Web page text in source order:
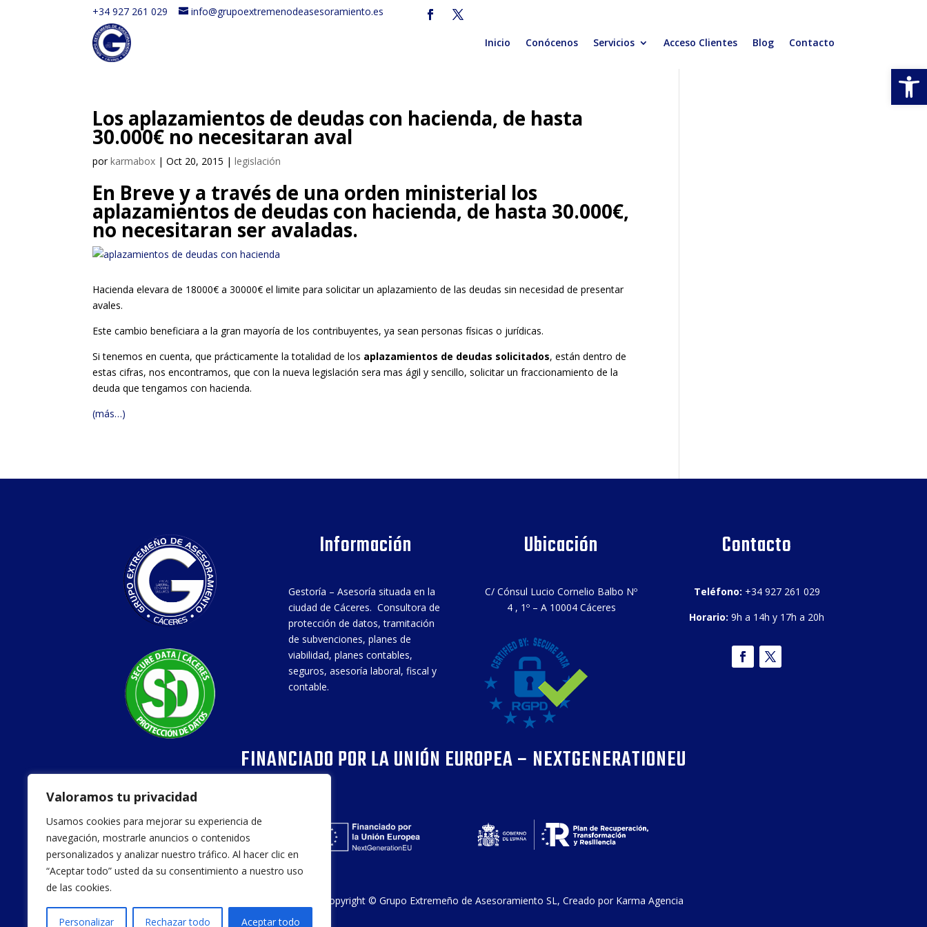
Valoramos tu privacidad
Usamos cookies para mejorar su experiencia de
navegación, mostrarle anuncios o contenidos
personalizados y analizar nuestro tráfico. Al hacer clic en
“Aceptar todo” usted da su consentimiento a nuestro uso
de las cookies.
Personalizar Rechazar todo Aceptar todo
+34 927 261 029 info@grupoextremenodeasesoramiento.es
Inicio Conócenos Servicios Acceso Clientes Blog Contacto
Los aplazamientos de deudas con hacienda, de hasta
30.000€ no necesitaran aval
porkarmabox |Oct 20, 2015 |legislación
En Breve y a través de una orden ministerial los
aplazamientos de deudas con hacienda, de hasta 30.000€,
no necesitaran ser avaladas.
Hacienda elevara de 18000€ a 30000€ el limite para solicitar un aplazamiento de las deudas sin necesidad de presentar
avales.
Este cambio beneficiara a la gran mayoría de los contribuyentes, ya sean personas físicas o jurídicas.
Si tenemos en cuenta, que prácticamente la totalidad de los aplazamientos de deudas solicitados, están dentro de
estas cifras, nos encontramos, que con la nueva legislación sera mas ágil y sencillo, solicitar un fraccionamiento de la
deuda que tengamos con hacienda.
(más…)
Información
Gestoría – Asesoría situada en la
ciudad de Cáceres. Consultora de
protección de datos, tramitación
de subvenciones, planes de
viabilidad, planes contables,
seguros, asesoría laboral, fiscal y
contable.
Ubicación
C/ Cónsul Lucio Cornelio Balbo Nº
4 , 1º – A 10004 Cáceres
Contacto
Teléfono: +34 927 261 029
Horario: 9h a 14h y 17h a 20h
FINANCIADO POR LA UNIÓN EUROPEA – NEXTGENERATIONEU
2024 Copyright © Grupo Extremeño de Asesoramiento SL, Creado por Karma Agencia